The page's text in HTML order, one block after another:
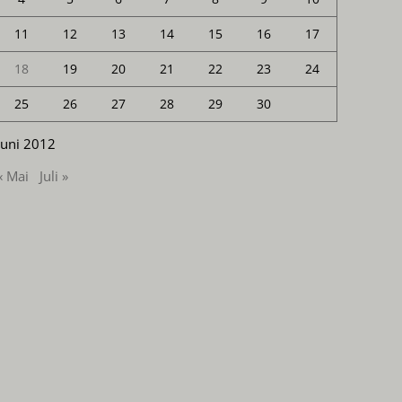
2012
11 12 13 14 15 16 17
18 19 20 21 22 23 24
25 26 27 28 29 30
Mai Juli »